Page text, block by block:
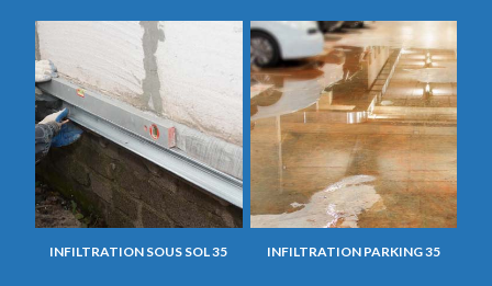
INFILTRATION SOUS SOL 35 INFILTRATION PARKING 35